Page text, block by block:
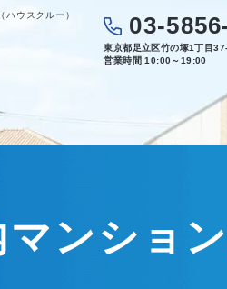
ウスクルー） 03-
東京都足立区竹の塚1丁目
営業時間 10:00～19:00
マンショ